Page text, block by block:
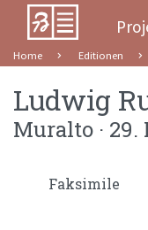
Home Editionen
Ludwig
Muralto · 29.
Faksimile